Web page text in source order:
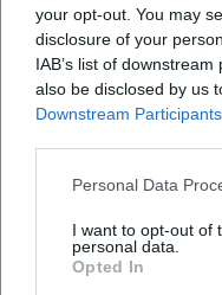
your opt-out. You may
disclosure of your
IAB’s list of
also be disclosed by us
Downstream Participants
Personal Data
I want to opt-out of
personal data.
Opted In
Die Geschichte der
Geschichte des
verbunden. Die
ehemalige
frühen 18.
Filialkirche St.
Jahren erbaut